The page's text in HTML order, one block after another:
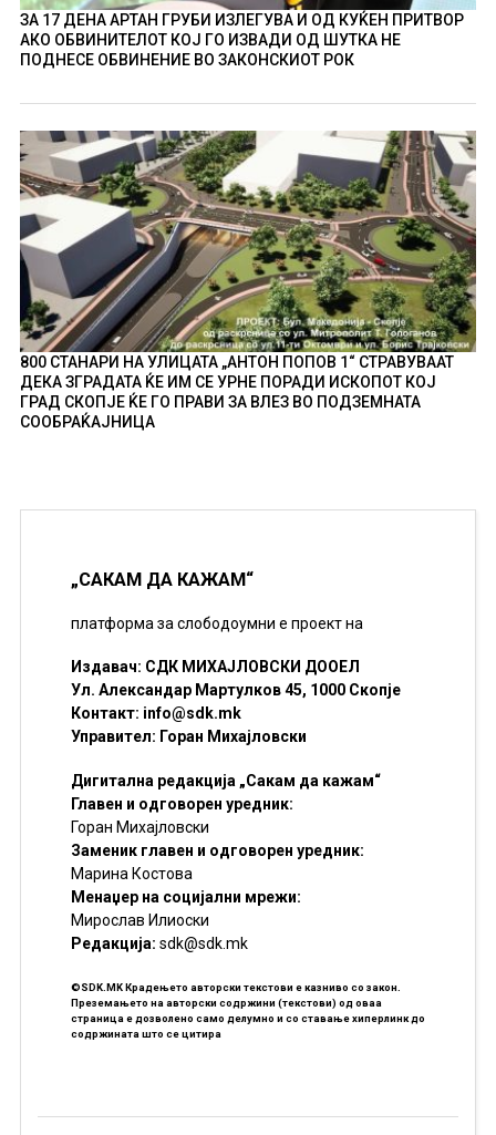
ЗА 17 ДЕНА АРТАН ГРУБИ ИЗЛЕГУВА И ОД КУЌЕН ПРИТВОР
АКО ОБВИНИТЕЛОТ КОЈ ГО ИЗВАДИ ОД ШУТКА НЕ
ПОДНЕСЕ ОБВИНЕНИЕ ВО ЗАКОНСКИОТ РОК
800 СТАНАРИ НА УЛИЦАТА „АНТОН ПОПОВ 1“ СТРАВУВААТ
ДЕКА ЗГРАДАТА ЌЕ ИМ СЕ УРНЕ ПОРАДИ ИСКОПОТ КОЈ
ГРАД СКОПЈЕ ЌЕ ГО ПРАВИ ЗА ВЛЕЗ ВО ПОДЗЕМНАТА
СООБРАЌАЈНИЦА
„САКАМ ДА КАЖАМ“
платформа за слободоумни е проект на
Издавач: СДК МИХАЈЛОВСКИ ДООЕЛ
Ул. Александар Мартулков 45, 1000 Скопје
Контакт: info@sdk.mk
Управител: Горан Михајловски
Дигитална редакција „Сакам да кажам“
Главен и одговорен уредник:
Горан Михајловски
Заменик главен и одговорен уредник:
Марина Костова
Менаџер на социјални мрежи:
Мирослав Илиоски
Редакцијa: sdk@sdk.mk
©SDK.MK Крадењето авторски текстови е казниво со закон.
Преземањето на авторски содржини (текстови) од оваа
страница е дозволено само делумно и со ставање хиперлинк до
содржината што се цитира